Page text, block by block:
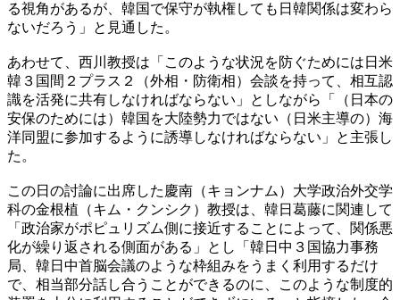
る視角があるが、韓国で保守が執権しても日韓関係は変わら
ないだろう」と見通した。
あわせて、西川教授は「このような状況を防ぐためには日米
韓３国間２プラス２（外相・防衛相）会談を持って、相互認
識を活発に共有しなければならない」としながら「（日本の
安保のためには）韓国を大陸勢力ではない（日米主導の）海
洋同盟に参加するように誘導しなければならない」と主張し
た。
この日の討論に出席した慶南（キョンナム）大学政治外交学
科の金根植（キム・クンシク）教授は、韓日葛藤に関連して
「政治家がポピュリズム側に接近することによって、関係悪
化が繰り返される側面がある」とし「韓日中３国協力事務
局、韓日中首脳会議のような枠組みをうまく利用するだけ
で、相当部分話し合うことができるのに、このような制度的